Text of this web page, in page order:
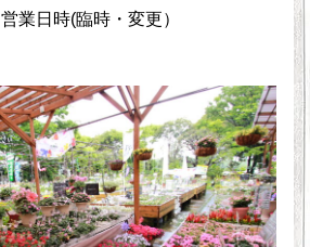
営業日時(臨時・変更）